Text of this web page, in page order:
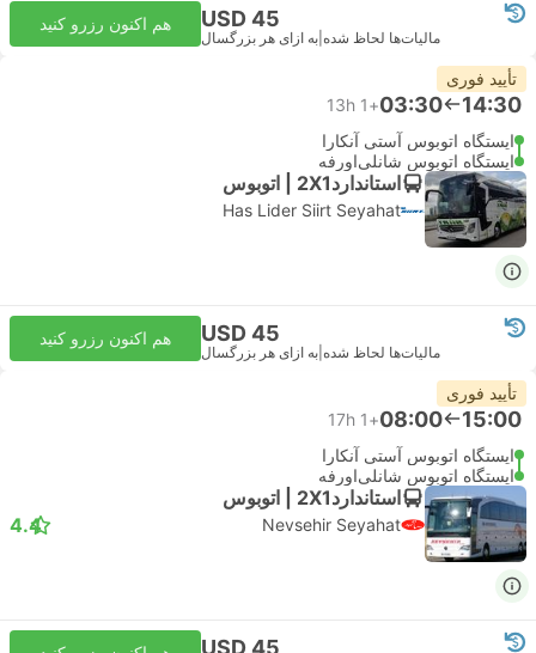
USD 45
مالیات‌ها لحاظ شده به ازای هر بزرگسال
هم اکنون رزرو کنید
تأیید فوری
14:30
03:30
+1
13h
ایستگاه اتوبوس آستی آنکارا
ایستگاه اتوبوس شانلی‌اورفه
استاندارد2X1 | اتوبوس
Has Lider Siirt Seyahat
USD 45
مالیات‌ها لحاظ شده به ازای هر بزرگسال
هم اکنون رزرو کنید
تأیید فوری
15:00
08:00
+1
17h
ایستگاه اتوبوس آستی آنکارا
ایستگاه اتوبوس شانلی‌اورفه
استاندارد2X1 | اتوبوس
Nevsehir Seyahat
4.4
USD 45